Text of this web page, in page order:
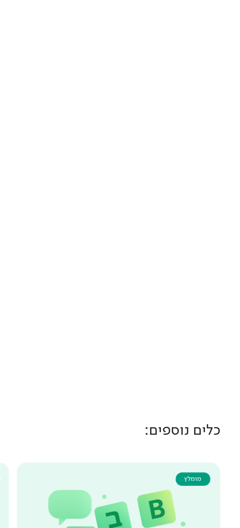
כלים נוספים:
מומלץ